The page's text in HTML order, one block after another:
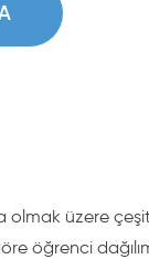
Odaklanma
olmak üzere
öğrenci